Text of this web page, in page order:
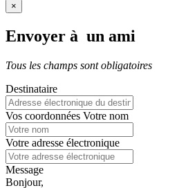
×
Envoyer à un ami
Tous les champs sont obligatoires
Destinataire
Vos coordonnées Votre nom
Votre adresse électronique
Message
Bonjour,